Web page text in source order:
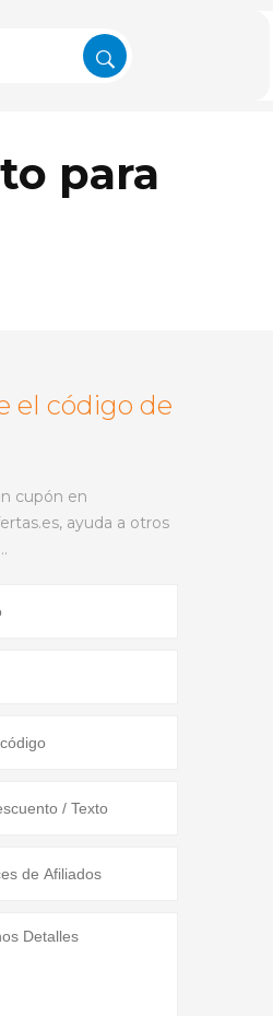
para
el código de
cupón en
ayuda a otros